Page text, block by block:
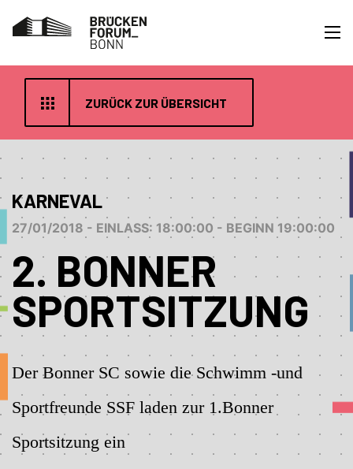
ZURÜCK ZUR ÜBERSICHT
KARNEVAL
27/01/2018 - EINLASS: 18:00:00 - BEGINN 19:00:00
2. BONNER
SPORTSITZUNG
Der Bonner SC sowie die Schwimm -und
Sportfreunde SSF laden zur 1.Bonner
Sportsitzung ein